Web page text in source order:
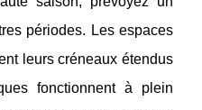
périodes. Les espaces
leurs créneaux étendus
fonctionnent à plein